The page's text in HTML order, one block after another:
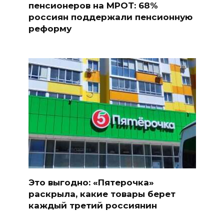
пенсионеров на МРОТ: 68%
россиян поддержали пенсионную
реформу
Это выгодно: «Пятерочка»
раскрыла, какие товары берет
каждый третий россиянин